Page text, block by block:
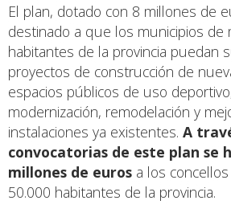
El plan, dotado con 8 millones de
destinado a que los municipios de
habitantes de la provincia puedan
proyectos de construcción de
espacios públicos de uso
modernización, remodelación y
instalaciones ya existentes. A
convocatorias de este plan se
millones de euros a los
50.000 habitantes de la provincia.